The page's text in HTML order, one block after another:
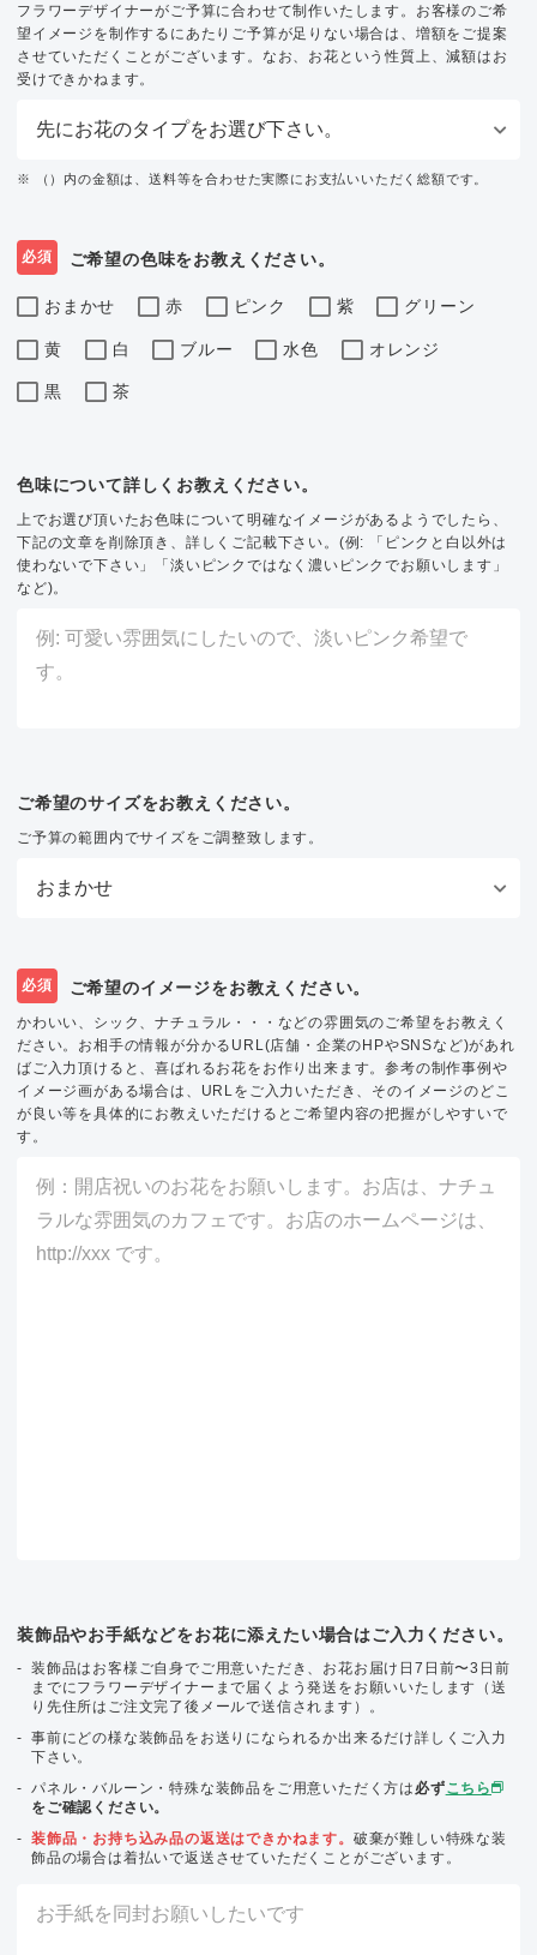
フラワーデザイナーがご予算に合わせて制作いたします。お客様のご希
望イメージを制作するにあたりご予算が足りない場合は、増額をご提案
させていただくことがございます。なお、お花という性質上、減額はお
受けできかねます。
※ （）内の金額は、送料等を合わせた実際にお支払いいただく総額です。
必須 ご希望の色味をお教えください。
おまかせ 赤 ピンク 紫 グリーン
黄 白 ブルー 水色 オレンジ
黒 茶
色味について詳しくお教えください。
上でお選び頂いたお色味について明確なイメージがあるようでしたら、
下記の文章を削除頂き、詳しくご記載下さい。(例: 「ピンクと白以外は
使わないで下さい」「淡いピンクではなく濃いピンクでお願いします」
など)。
ご希望のサイズをお教えください。
ご予算の範囲内でサイズをご調整致します。
必須 ご希望のイメージをお教えください。
かわいい、シック、ナチュラル・・・などの雰囲気のご希望をお教えく
ださい。お相手の情報が分かるURL(店舗・企業のHPやSNSなど)があれ
ばご入力頂けると、喜ばれるお花をお作り出来ます。参考の制作事例や
イメージ画がある場合は、URLをご入力いただき、そのイメージのどこ
が良い等を具体的にお教えいただけるとご希望内容の把握がしやすいで
す。
装飾品やお手紙などをお花に添えたい場合はご入力ください。
装飾品はお客様ご自身でご用意いただき、お花お届け日7日前〜3日前
までにフラワーデザイナーまで届くよう発送をお願いいたします（送
り先住所はご注文完了後メールで送信されます）。
事前にどの様な装飾品をお送りになられるか出来るだけ詳しくご入力
下さい。
パネル・バルーン・特殊な装飾品をご用意いただく方は 必ずこちら
をご確認ください。
装飾品・お持ち込み品の返送はできかねます。 破棄が難しい特殊な装
飾品の場合は着払いで返送させていただくことがございます。